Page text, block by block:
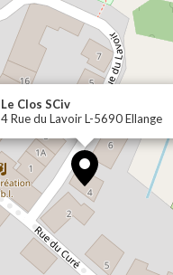
Le Clos SCiv
4 Rue du Lavoir L-5690 Ellange